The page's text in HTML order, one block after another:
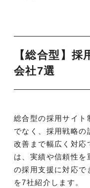
【総合型】
会社7選
総合型の採用サイト
でなく、採用戦略の
改善まで幅広く対応
は、実績や信頼性を
の採用支援に対応で
を7社紹介します。